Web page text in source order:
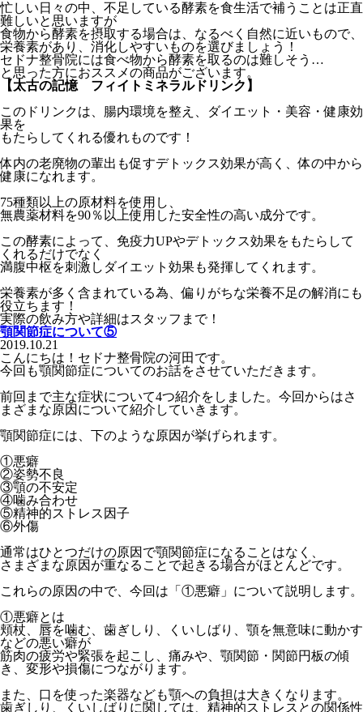
忙しい日々の中、不足している酵素を食生活で補うことは正直
難しいと思いますが
食物から酵素を摂取する場合は、なるべく自然に近いもので、
栄養素があり、消化しやすいものを選びましょう！
セドナ整骨院には食べ物から酵素を取るのは難しそう…
と思った方におススメの商品がございます。
【太古の記憶 フィイトミネラルドリンク】
このドリンクは、腸内環境を整え、ダイエット・美容・健康効
果を
もたらしてくれる優れものです！
体内の老廃物の輩出も促すデトックス効果が高く、体の中から
健康になれます。
75種類以上の原材料を使用し、
無農薬材料を90％以上使用した安全性の高い成分です。
この酵素によって、免疫力UPやデトックス効果をもたらして
くれるだけでなく
満腹中枢を刺激しダイエット効果も発揮してくれます。
栄養素が多く含まれている為、偏りがちな栄養不足の解消にも
役立ちます！
実際の飲み方や詳細はスタッフまで！
顎関節症について⑤
2019.10.21
こんにちは！セドナ整骨院の河田です。
今回も顎関節症についてのお話をさせていただきます。
前回まで主な症状について4つ紹介をしました。今回からはさ
まざまな原因について紹介していきます。
顎関節症には、下のような原因が挙げられます。
①悪癖
②姿勢不良
③顎の不安定
④噛み合わせ
⑤精神的ストレス因子
⑥外傷
通常はひとつだけの原因で顎関節症になることはなく、
さまざまな原因が重なることで起きる場合がほとんどです。
これらの原因の中で、今回は「①悪癖」について説明します。
①悪癖とは
頬杖、唇を噛む、歯ぎしり、くいしばり、顎を無意味に動かす
などの悪い癖が
筋肉の疲労や緊張を起こし、痛みや、顎関節・関節円板の傾
き、変形や損傷につながります。
また、口を使った楽器なども顎への負担は大きくなります。
歯ぎしり、くいしばりに関しては、 精神的ストレスとの関係性